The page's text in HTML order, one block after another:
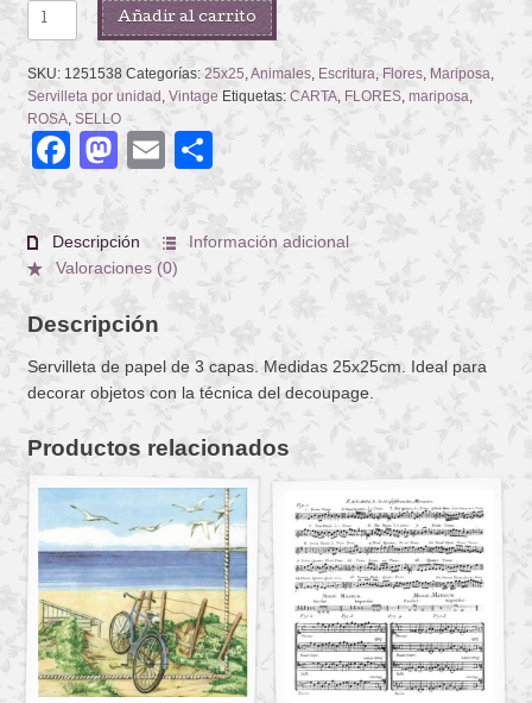
SPRING
LETTER
cantidad
Añadir al carrito
SKU: 1251538 Categorías: 25x25 Animales, Escritura Flores, Mariposa
Servilleta por unidad Vintage Etiquetas: CARTA, FLORES, mariposa
ROSA, SELLO
Facebook
Mastodon
Email
Descripción
Información adicional
Valoraciones (0)
Descripción
Servilleta de papel de 3 capas. Medidas 25x25cm. Ideal para
decorar objetos con la técnica del decoupage.
Productos relacionados